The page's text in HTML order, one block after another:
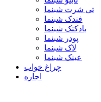
تی شرت شبنما
فندک شبنما
بادکنک شبنما
پودر شبنما
لاک شبنما
عینک شبنما
چراغ خواب
اجاره